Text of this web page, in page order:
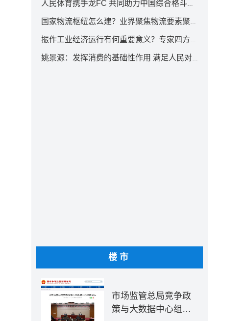
人民体育携手龙FC 共同助力中国综合格斗事业发展
国家物流枢纽怎么建？业界聚焦物流要素聚集方式创新
振作工业经济运行有何重要意义？专家四方面权威解读
姚景源：发挥消费的基础性作用 满足人民对美好生活向往
楼市
市场监管总局竞争政
策与大数据中心组建